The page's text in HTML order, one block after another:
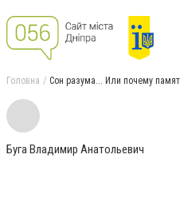
Головна Сон разума... Или почему
Буга Владимир Анатольевич